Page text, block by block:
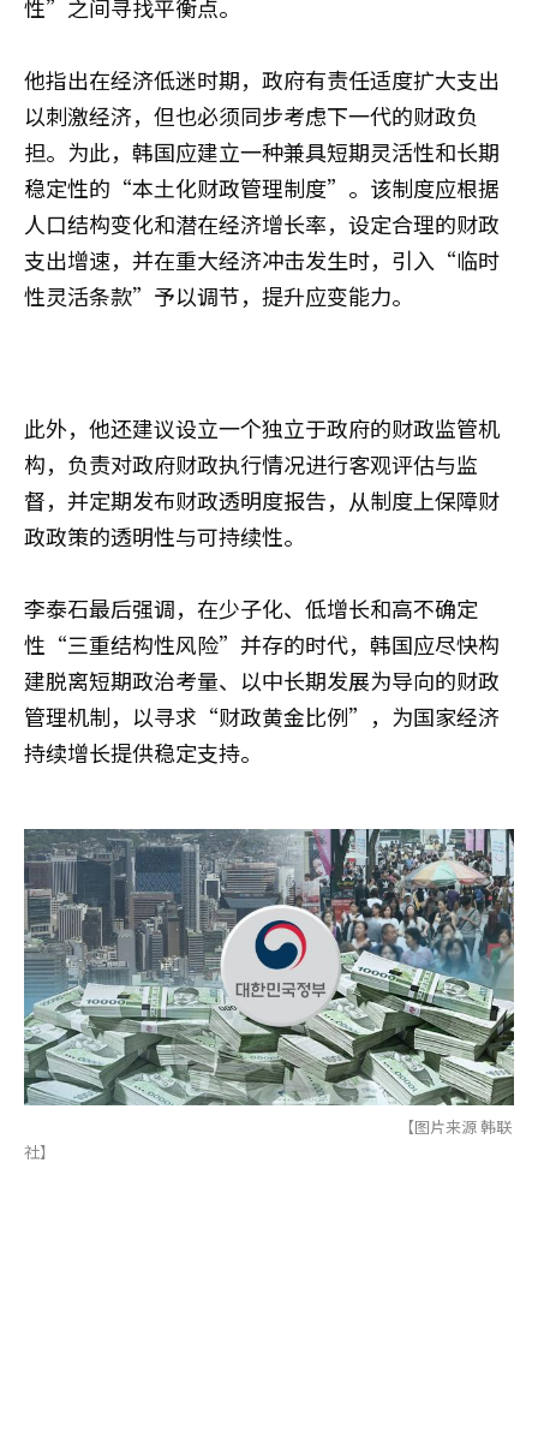
性”之间寻找平衡点。
他指出在经济低迷时期，政府有责任适度扩大支出
以刺激经济，但也必须同步考虑下一代的财政负
担。为此，韩国应建立一种兼具短期灵活性和长期
稳定性的“本土化财政管理制度”。该制度应根据
人口结构变化和潜在经济增长率，设定合理的财政
支出增速，并在重大经济冲击发生时，引入“临时
性灵活条款”予以调节，提升应变能力。
此外，他还建议设立一个独立于政府的财政监管机
构，负责对政府财政执行情况进行客观评估与监
督，并定期发布财政透明度报告，从制度上保障财
政政策的透明性与可持续性。
李泰石最后强调，在少子化、低增长和高不确定
性“三重结构性风险”并存的时代，韩国应尽快构
建脱离短期政治考量、以中长期发展为导向的财政
管理机制，以寻求“财政黄金比例”，为国家经济
持续增长提供稳定支持。
【图片来源 韩联
社】